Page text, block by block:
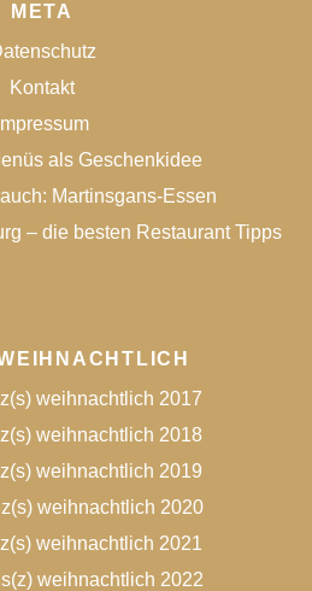
META
Kontakt
Impressum
als Geschenkidee
Martinsgans-Essen
– die besten Restaurant Tipps
weihnachtlich 2017
weihnachtlich 2018
weihnachtlich 2019
weihnachtlich 2020
weihnachtlich 2021
weihnachtlich 2022